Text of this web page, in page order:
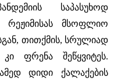
საპასუხოდ
რეჟიმისას მსოფლიო
თითქმის, სრულიად
ფრენა შეწყვიტეს.
დიდი ქალაქების